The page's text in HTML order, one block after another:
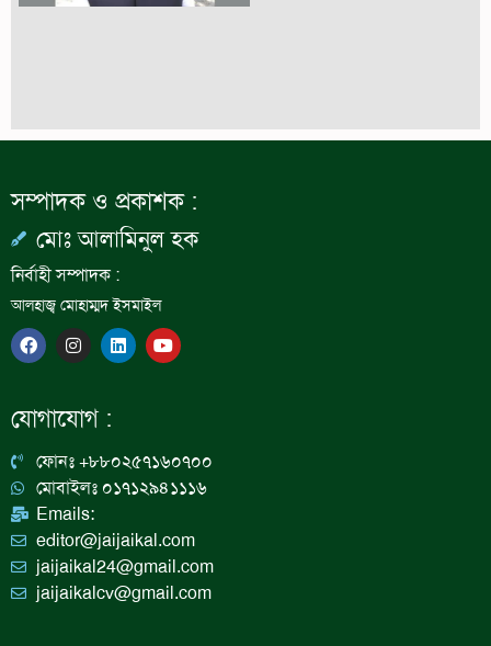
সম্পাদক ও প্রকাশক :
মোঃ আলামিনুল হক
নির্বাহী সম্পাদক :
আলহাজ্ব মোহাম্মদ ইসমাইল
F
a
c
b
o
I
n
s
a
g
a
m
L
i
n
n
Y
o
u
যোগাযোগ :
ফোনঃ +৮৮০২৫৭১৬০৭০০
মোবাইলঃ ০১৭১২৯৪১১১৬
Emails:
editor@jaijaikal.com
jaijaikal24@gmail.com
jaijaikalcv@gmail.com